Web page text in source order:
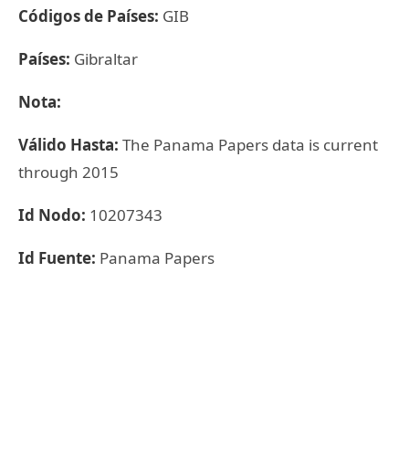
Códigos de Países: GIB
Países: Gibraltar
Nota:
Válido Hasta: The Panama Papers data is current
through 2015
Id Nodo: 10207343
Id Fuente: Panama Papers